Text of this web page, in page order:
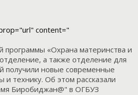
content="
программы «Охрана материнства и
а также отделение для
получили новые современные
и технику. Об этом рассказали
Биробиджан@" в ОГБУЗ